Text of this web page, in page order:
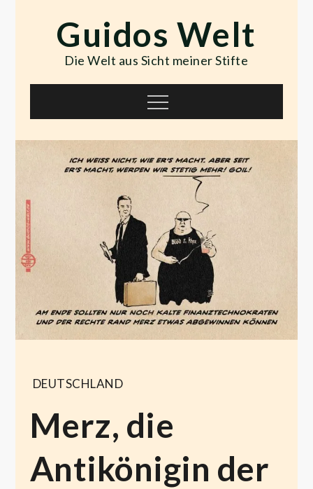
contentGuidos Welt
Die Welt aus Sicht meiner Stifte
Menu
DEUTSCHLAND
Merz, die
Antikönigin der